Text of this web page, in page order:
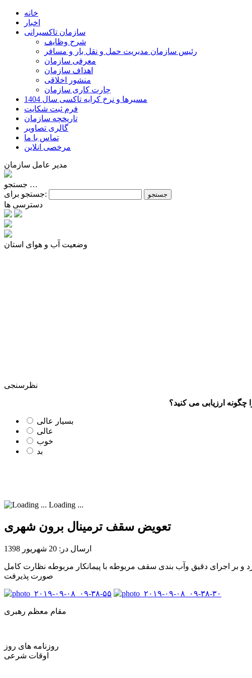
خانه
اخبار
سازمان تاکسیرانی
شرح وظایف
رئیس سازمان مديريت حمل و نقل بار و مسافر
معرفی سازمان
اهداف سازمان
منشور اخلاقی
چارت کاری سازمان
مسیرها و نرخ کرایه تاکسی سال 1404
فرم ثبت شکایت
تاریخچه سازمان
گالری تصاویر
تماس با ما
مرخصی انلاین
مدیر عامل سازمان
جستجو …
جستجو برای:
دسترسی ها
وضعیت آب و هوای استان
نظرسنجی
ارزیابی می کنید؟
بسیار عالی
عالی
خوب
بد
Loading ...
تعویض سقف ترمینال برون شهری
ارسال در: 20 شهریور 1398
بازدید کرد و بر اجرای دقیق وآب بندی سقف مربوطه با پیمانکار مربوطه نظارت کامل
صورت پذیرفت
مقام معظم رهبری
روزنامه های روز
اوقات شرعی